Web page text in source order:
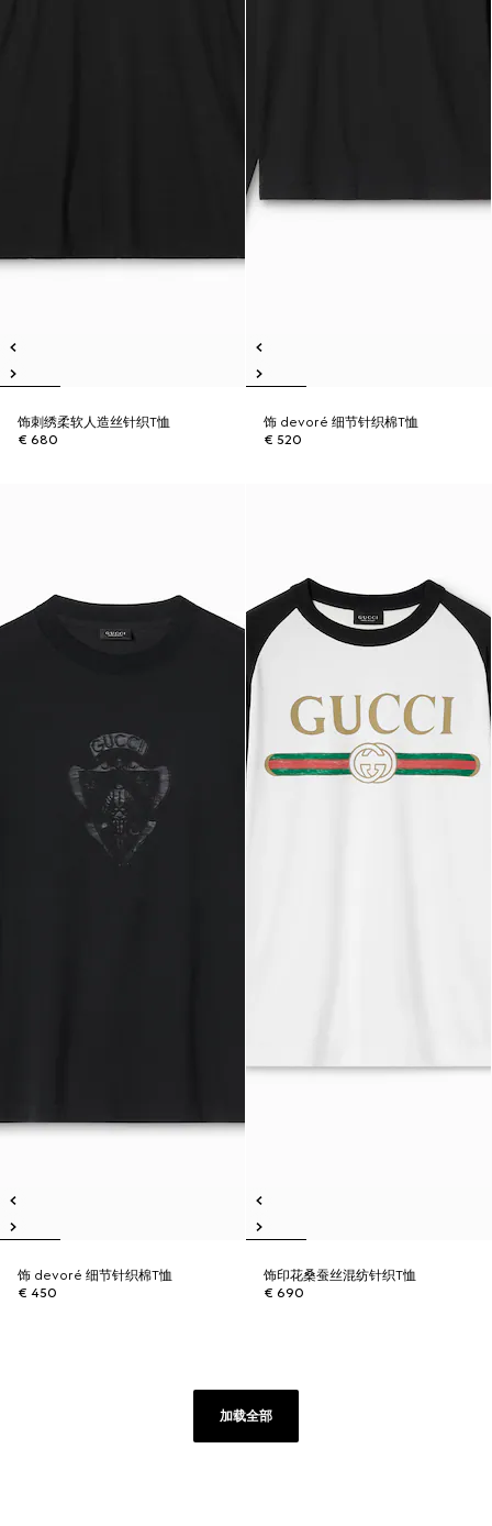
饰刺绣柔软人造丝针织T恤
€ 680
饰 devoré 细节针织棉T恤
€ 520
饰 devoré 细节针织棉T恤
€ 450
饰印花桑蚕丝混纺针织T恤
€ 690
加载全部